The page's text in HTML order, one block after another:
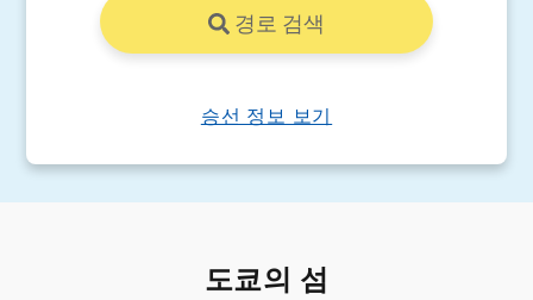
경로 검색
승선 정보 보기
도쿄의 섬